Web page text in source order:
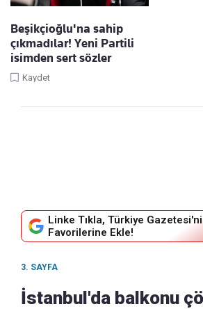
Beşikçioğlu'na sahip
çıkmadılar! Yeni Partili
isimden sert sözler
Kaydet
Linke Tıkla, Türkiye
Favorilerine Ekle!
3. SAYFA
İstanbul'da balkonu